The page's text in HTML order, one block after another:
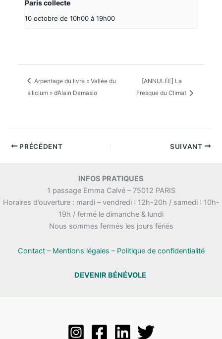
Paris collecte
10 octobre de 10h00 à 19h00
Arpentage du livre « Vallée du
silicium » d’Alain Damasio
[ANNULÉE] La
Fresque du Climat
PRÉCÉDENT SUIVANT
INFOS PRATIQUES
1 passage Emma Calvé – 75012 PARIS
Horaires d’ouverture : mardi – vendredi : 12h-20h / samedi : 10h-
19h / fermé le dimanche & lundi
Nous sommes fermés les jours fériés
Contact– Mentions légales – Politique de confidentialité
DEVENIR BÉNÉVOLE